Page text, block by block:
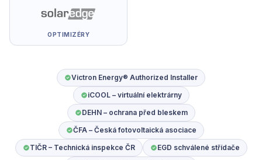
OPTIMIZÉRY
Victron Energy® Authorized Installer
iCOOL – virtuální elektrárny
DEHN – ochrana před bleskem
ČFA – Česká fotovoltaická asociace
TIČR – Technická inspekce ČR
EGD schválené střídače